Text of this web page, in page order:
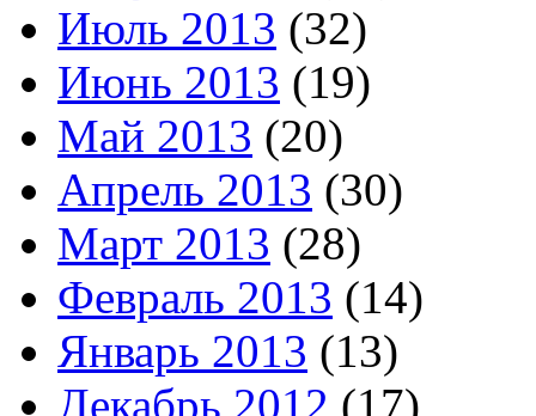
Июль 2013 (32)
Июнь 2013 (19)
Май 2013 (20)
Апрель 2013 (30)
Март 2013 (28)
Февраль 2013 (14)
Январь 2013 (13)
Декабрь 2012 (17)